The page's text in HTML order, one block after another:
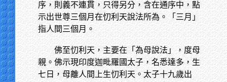
序，則義不連貫，只得另分，含在通序中，點
示出世尊三個月在忉利天說法所為。「三月」
指人間三個月。
佛至忉利天，主要在「為母說法」，度母
親。佛示現印度迦毗羅國太子，名悉達多，生
七日，母離人間上生忉利天。太子十九歲出